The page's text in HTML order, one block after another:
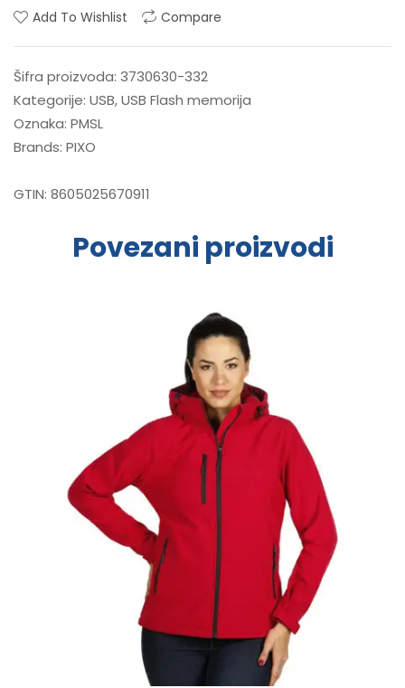
Add To Wishlist Compare
Šifra proizvoda: 3730630-332
Kategorije: USB,USB Flash memorija
Oznaka: PMSL
Brands: PIXO
GTIN: 8605025670911
Povezani proizvodi